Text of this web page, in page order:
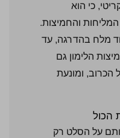
כי הוא
והחמיצות.
מלח בהדרגה, עד
הלימון גם
ומונעת
הכול
על הסלט רק